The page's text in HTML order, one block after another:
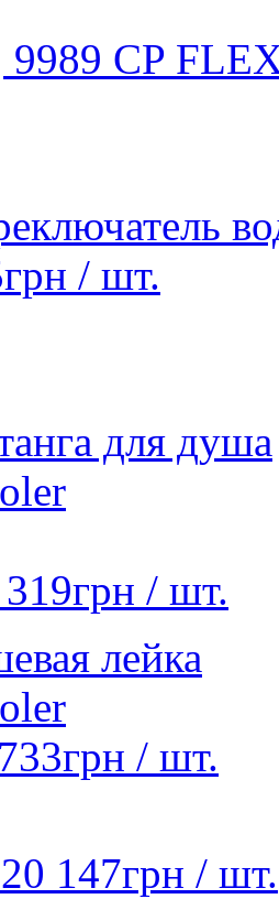
9989 СP
грн / шт.
для душа
грн / шт.
лейка
733грн / шт.
147грн / шт.